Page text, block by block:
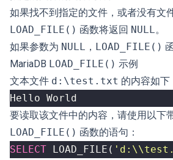
如果找不到指定的文件，或者没有文
LOAD_FILE() 函数将返回 NULL。
如果参数为 NULL ， LOAD_FILE()
MariaDB LOAD_FILE() 示例
文本文件 d:\test.txt 的内容如下
要读取该文件中的内容，请使用以下
LOAD_FILE() 函数的语句：
SELECT LOAD_FILE (